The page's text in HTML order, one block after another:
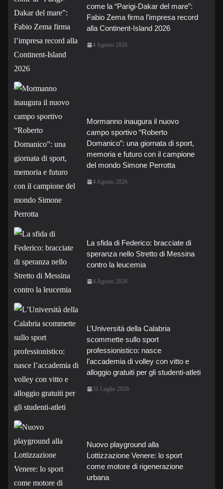
come la “Parigi-Dakar del mare”:
Fabio Zema firma l’impresa record
alla Continent-Island 2026
4 Agosto 2026
Mormanno inaugura il nuovo
campo sportivo “Roberto
Domanico”: una giornata di sport,
memoria e futuro con il campione
del mondo Simone Perrotta
4 Agosto 2026
La sfida di Federico: bracciate di
speranza nello Stretto di Messina
contro la leucemia
4 Agosto 2026
L’Università della Calabria
scommette sullo sport
professionistico: nasce
l’accademia di volley con vitto e
alloggio gratuiti per gli studenti-atleti
31 Luglio 2026
Nuovo playground alla
Lottizzazione Venere: lo sport
come motore di rigenerazione
urbana